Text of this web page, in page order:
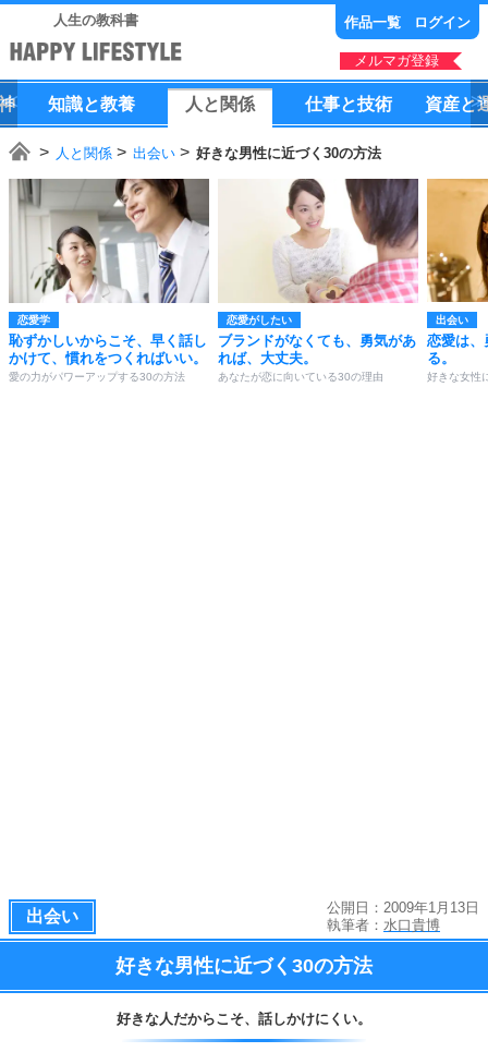
人生の教科書 作品一覧 ログイン
メルマガ登録
知識と教養 人 と 関係 仕事と技術 資産と
人と関係 出会い 好きな男性に近づく30の方法
恋愛学
恥ずかしいからこそ、早く話し
かけて、慣れをつくればいい。
愛の力がパワーアップする30の方法
恋愛がしたい
ブランドがなくても、勇気があ
れば、大丈夫。
あなたが恋に向いている30の理由
出会い
恋愛は、
る。
好きな女性
出会い
公開日：2009年1月13日
執筆者： 水口貴博
好きな男性に近づく 30の方法
好きな人だからこそ、 話しかけにくい。